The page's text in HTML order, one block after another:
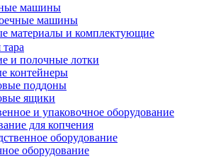
машины
машины
материалы и комплектующие
и полочные лотки
контейнеры
поддоны
ящики
и упаковочное оборудование
для копчения
оборудование
оборудование